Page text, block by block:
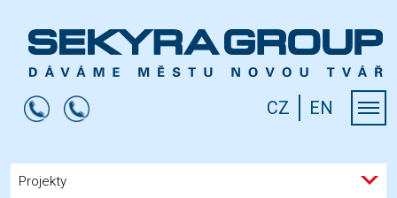
CZ EN
Projekty